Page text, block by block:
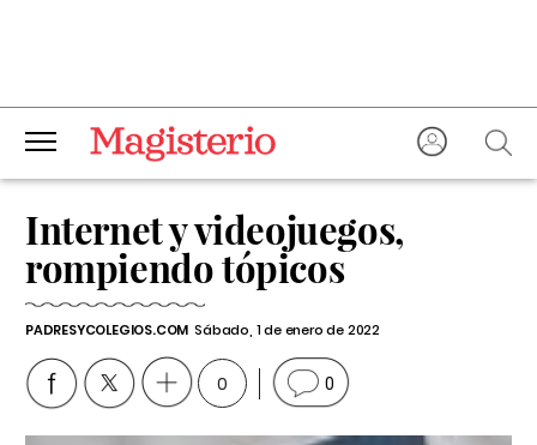
Internet y videojuegos,
rompiendo tópicos
PADRESYCOLEGIOS.COM Sábado, 1 de enero de 2022
0 0